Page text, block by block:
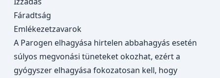
Fáradtság
Emlékezetzavarok
A Parogen elhagyása hirtelen abbahagyás esetén
súlyos megvonási tüneteket okozhat, ezért a
gyógyszer elhagyása fokozatosan kell, hogy